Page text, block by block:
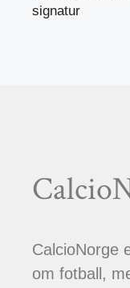
signatur
CalcioNorge
om fotball,